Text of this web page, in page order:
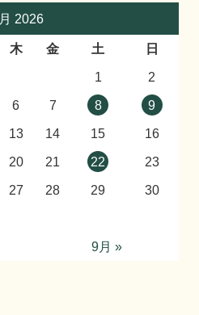
2026
木 金 土
日
1
2
6 7 8
9
13 14 15
16
20 21 22
23
27 28 29
30
9月 »